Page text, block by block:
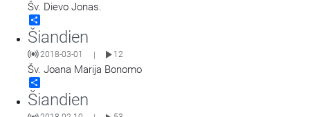
Šv. Dievo Jonas.
Šiandien
2018-03-01 | 12
Šv. Joana Marija Bonomo
Šiandien